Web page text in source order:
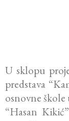
U sklopu
predstava
osnovne škole
“Hasan